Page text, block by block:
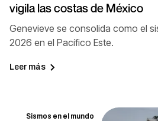
vigila las costas de México
Genevieve se consolida como el
2026 en el Pacífico Este.
Leer más
Sismos en el mundo